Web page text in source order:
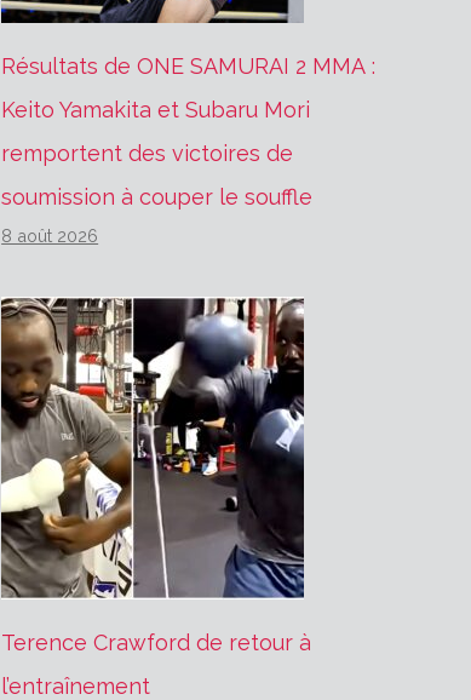
Résultats de ONE SAMURAI 2 MMA :
Keito Yamakita et Subaru Mori
remportent des victoires de
soumission à couper le souffle
8 août 2026
Terence Crawford de retour à
l’entraînement